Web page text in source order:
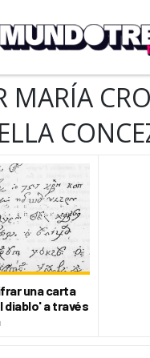
MARÍA
una carta
diablo' a través